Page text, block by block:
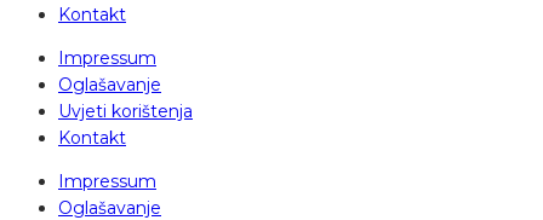
Kontakt
Impressum
Oglašavanje
Uvjeti korištenja
Kontakt
Impressum
Oglašavanje